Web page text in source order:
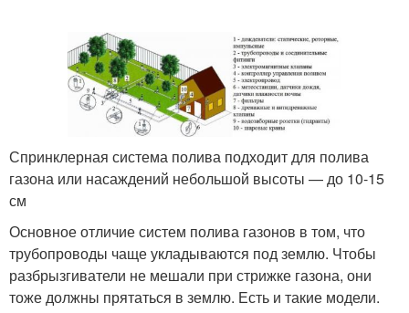
Спринклерная система полива подходит для полива
газона или насаждений небольшой высоты — до 10-15
см
Основное отличие систем полива газонов в том, что
трубопроводы чаще укладываются под землю. Чтобы
разбрызгиватели не мешали при стрижке газона, они
тоже должны прятаться в землю. Есть и такие модели.